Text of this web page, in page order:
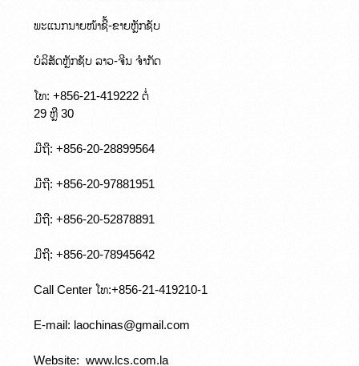
ພະແນກນາຍໜ້າຊື້-ຂາຍຫຼັກຊັບ
ບໍລິສັດຫຼັກຊັບ ລາວ-ຈີນ ຈຳກັດ
ໂທ: +856-21-419222 ຕໍ່
29 ຫຼື 30
ມືຖື: +856-20-28899564
ມືຖື: +856-20-97881951
ມືຖື: +856-20-52878891
ມືຖື: +856-20-78945642
Call Center ໂທ:+856-21-419210-1
E-mail: laochinas@gmail.com
Website:  www.lcs.com.la